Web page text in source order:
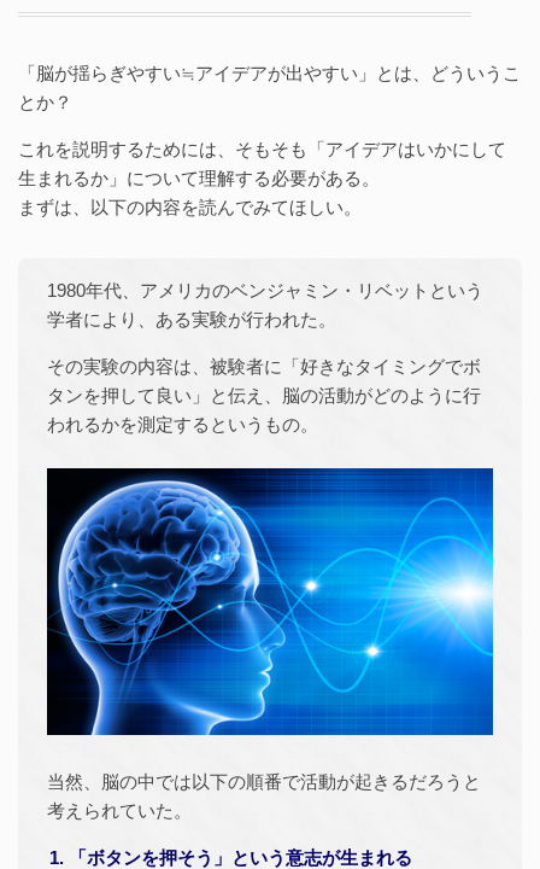
「脳が揺らぎやすい≒アイデアが出やすい」とは、どういうこ
とか？
これを説明するためには、そもそも「アイデアはいかにして
生まれるか」について理解する必要がある。
まずは、以下の内容を読んでみてほしい。
1980年代、アメリカのベンジャミン・リベットという
学者により、ある実験が行われた。
その実験の内容は、被験者に「好きなタイミングでボ
タンを押して良い」と伝え、脳の活動がどのように行
われるかを測定するというもの。
当然、脳の中では以下の順番で活動が起きるだろうと
考えられていた。
「ボタンを押そう」という意志が生まれる